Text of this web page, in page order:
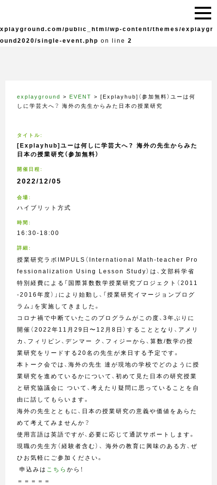
/home/explayground/e
xplayground.com/public_html/wp-content/themes/explaygr
ound2020/single-event.php on line 2
explayground > EVENT >[Explayhub]（参加無料）ユーは何
しに学芸大へ？ 海外の先生からみた日本の授業研究
タイトル:
[Explayhub]ユーは何しに学芸大へ？ 海外の先生からみた
日本の授業研究（参加無料）
開催日程:
2022/12/05
会場:
ハイブリット方式
時間:
16:30-18:00
詳細:
授業研究ラボIMPULS（International Math-teacher Pro
fessionalization Using Lesson Study）は、文部科学省
特別経費による「国際算数数学授業研究プロジェクト（2011
-2016年度）」により始動し、「授業研究イマージョンプログ
ラム」を実施してきました。
コロナ禍で中断ていたこのプログラムがこの度、3年ぶりに
開催（2022年11月29日〜12月8日）することとなり、アメリ
カ、フィリピン、デンマー ク、フィジーから、算数/数学の授
業研究をリードする20名の先生が来日する予定です。
本トーク会では、海外の先生 達が現地の学校でどのように授
業研究を進めているかについて、初めて見た日本の研究授業
と研究協議会に ついて、考えたり疑問に思っていることを自
由に話してもらいます。
海外の先生とともに、日本の授業研究の意義や価値をあらた
めて考えてみませんか？
使用言語は英語ですが、必要に応じて通訳サポートします。
現職の先生方（経験者含む）、 海外の教育に興味のある方、ぜ
ひお気軽にご参加ください。
申込みは こちらから！
＝＝＝＝＝